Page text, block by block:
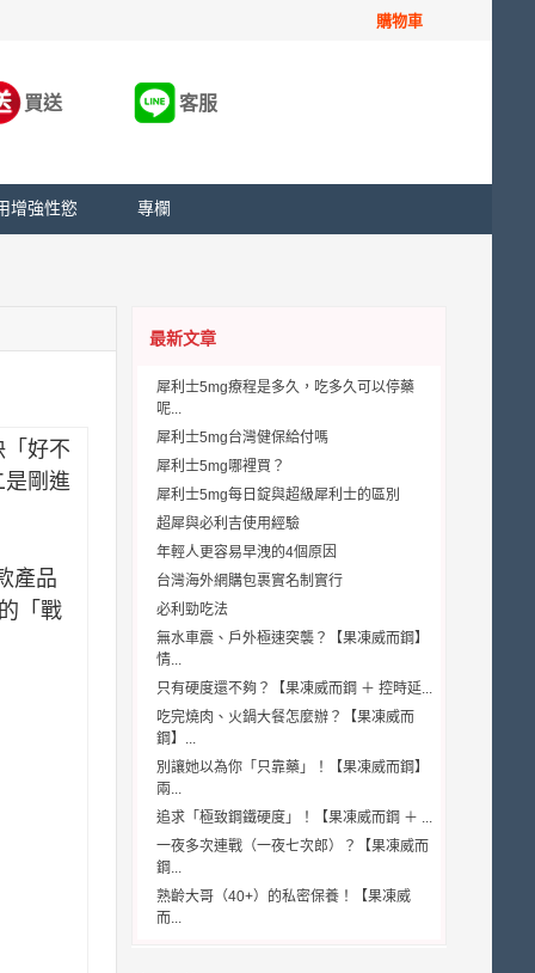
購物車
買送 客服
增強性慾 專欄
好不
剛進
產品
「戰
最新文章
犀利士5mg療程是多久，吃多久可以停藥
呢...
犀利士5mg台灣健保給付嗎
犀利士5mg哪裡買？
犀利士5mg每日錠與超級犀利士的區別
超犀與必利吉使用經驗
年輕人更容易早洩的4個原因
台灣海外網購包裹實名制實行
必利勁吃法
無水車震、戶外極速突襲？【果凍威而鋼】
情...
只有硬度還不夠？【果凍威而鋼 ＋ 控時延...
吃完燒肉、火鍋大餐怎麼辦？【果凍威而
鋼】...
別讓她以為你「只靠藥」！【果凍威而鋼】
兩...
追求「極致鋼鐵硬度」！【果凍威而鋼 ＋ ...
一夜多次連戰（一夜七次郎）？【果凍威而
鋼...
熟齡大哥（40+）的私密保養！【果凍威
而...